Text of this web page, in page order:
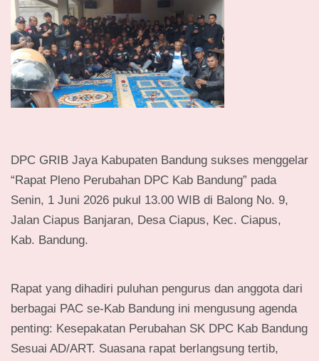
DPC GRIB Jaya Kabupaten Bandung sukses menggelar
“Rapat Pleno Perubahan DPC Kab Bandung” pada
Senin, 1 Juni 2026 pukul 13.00 WIB di Balong No. 9,
Jalan Ciapus Banjaran, Desa Ciapus, Kec. Ciapus,
Kab. Bandung.
Rapat yang dihadiri puluhan pengurus dan anggota dari
berbagai PAC se-Kab Bandung ini mengusung agenda
penting: Kesepakatan Perubahan SK DPC Kab Bandung
Sesuai AD/ART. Suasana rapat berlangsung tertib,